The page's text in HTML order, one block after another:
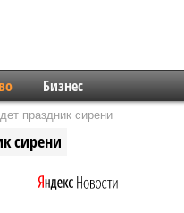
Бизнес
праздник сирени
сирени